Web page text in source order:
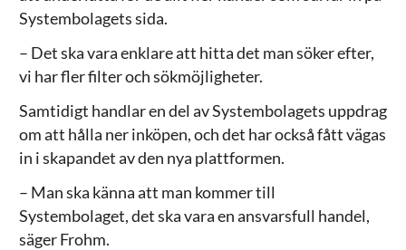
Systembolagets sida.
– Det ska vara enklare att hitta det man söker efter,
vi har fler filter och sökmöjligheter.
Samtidigt handlar en del av Systembolagets uppdrag
om att hålla ner inköpen, och det har också fått vägas
in i skapandet av den nya plattformen.
– Man ska känna att man kommer till
Systembolaget, det ska vara en ansvarsfull handel,
säger Frohm.